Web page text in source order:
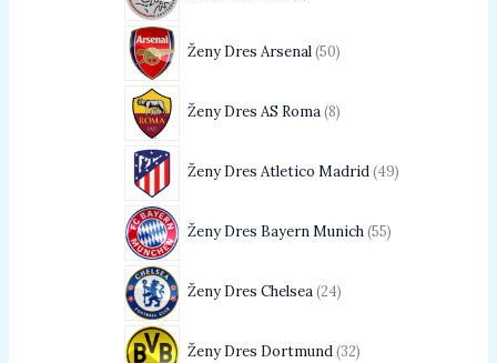
Ženy Dres Arsenal 50
Ženy Dres AS Roma 8
Ženy Dres Atletico Madrid 49
Ženy Dres Bayern Munich 55
Ženy Dres Chelsea 24
Ženy Dres Dortmund 32